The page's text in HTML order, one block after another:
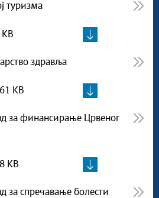
туризма
здравља
KB
за финансирање Црвеног
KB
спречавање болести